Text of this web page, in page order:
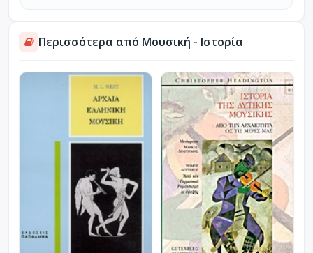
Περισσότερα από Μουσική - Ιστορία